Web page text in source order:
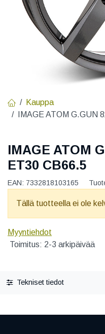
Kauppa
IMAGE ATOM G.GUN
IMAGE ATOM
ET30 CB66.5
EAN: 7332818103165
Tällä tuotteella ei ole
Myyntiehdot
Toimitus: 2-3 arkipäivää
Tekniset tiedot